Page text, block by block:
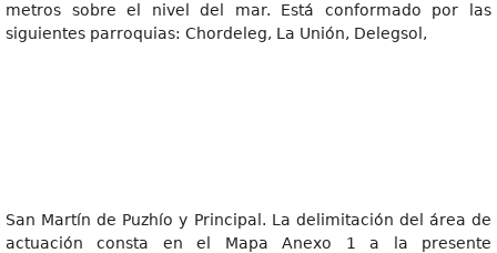
metros sobre el nivel del mar. Está conformado por las
siguientes parroquias: Chordeleg, La Unión, Delegsol,
San Martín de Puzhío y Principal. La delimitación del área de
actuación consta en el Mapa Anexo 1 a la presente